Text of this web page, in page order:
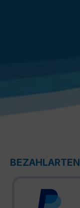
BEZAHLARTEN